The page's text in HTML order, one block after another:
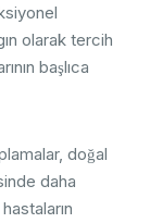
olarak tercih
başlıca
doğal
daha